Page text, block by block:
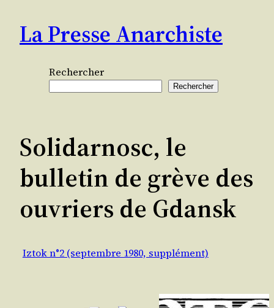
contenu
La Presse Anarchiste
Rechercher
Rechercher
Solidarnosc, le
bulletin de grève des
ouvriers de Gdansk
Iztok n°2 (septembre 1980, supplément)